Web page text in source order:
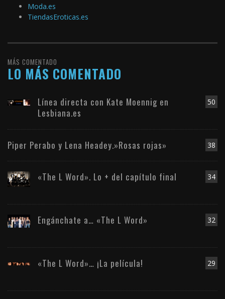
Moda.es
TiendasEroticas.es
MÁS COMENTADO
LO MÁS COMENTADO
50
Línea directa con Kate Moennig en
Lesbiana.es
38
Piper Perabo y Lena Headey.»Rosas rojas»
34
«The L Word». Lo + del capítulo final
32
Engánchate a… «The L Word»
29
«The L Word»… ¡La película!